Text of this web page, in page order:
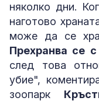
няколко дни.
наготово
може да се
Прехранва се
след това
убие",
зоопарк